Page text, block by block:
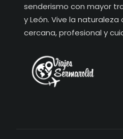
senderismo con mayor
y León. Vive la
cercana, profesional y